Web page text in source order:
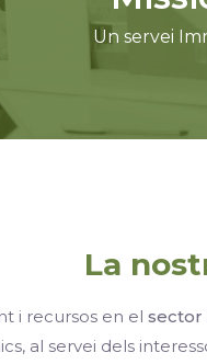
Un servei
La
i recursos en el sector
al servei dels